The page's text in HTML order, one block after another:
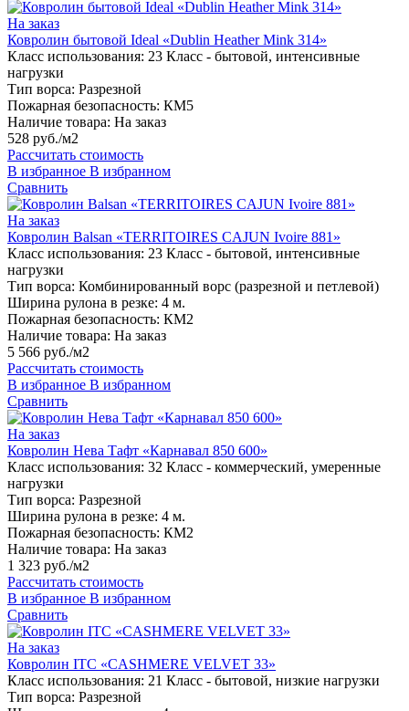
На заказ
Ковролин бытовой Ideal «Dublin Heather Mink 314»
Класс использования: 23 Класс - бытовой, интенсивные
нагрузки
Тип ворса: Разрезной
Пожарная безопасность: КМ5
Наличие товара: На заказ
528 руб./м2
Рассчитать стоимость
В избранное В избранном
Сравнить
На заказ
Ковролин Balsan «TERRITOIRES CAJUN Ivoire 881»
Класс использования: 23 Класс - бытовой, интенсивные
нагрузки
Тип ворса: Комбинированный ворс (разрезной и петлевой)
Ширина рулона в резке: 4 м.
Пожарная безопасность: КМ2
Наличие товара: На заказ
5 566 руб./м2
Рассчитать стоимость
В избранное В избранном
Сравнить
На заказ
Ковролин Нева Тафт «Карнавал 850 600»
Класс использования: 32 Класс - коммерческий, умеренные
нагрузки
Тип ворса: Разрезной
Ширина рулона в резке: 4 м.
Пожарная безопасность: КМ2
Наличие товара: На заказ
1 323 руб./м2
Рассчитать стоимость
В избранное В избранном
Сравнить
На заказ
Ковролин ITC «CASHMERE VELVET 33»
Класс использования: 21 Класс - бытовой, низкие нагрузки
Тип ворса: Разрезной